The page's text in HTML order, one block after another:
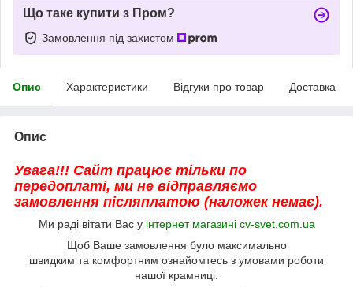
Що таке купити з Пром?
Замовлення під захистом
Опис Характеристики Відгуки про товар Доставка
Опис
Увага!!! Сайт працює тільки по
передоплаті, ми не відправляємо
замовлення післяплатою (наложек немає).
Ми раді вітати Вас у інтернет магазині cv-svet.com.ua
Щоб Ваше замовлення було максимально
швидким та комфортним ознайомтесь з умовами роботи
нашої крамниці: